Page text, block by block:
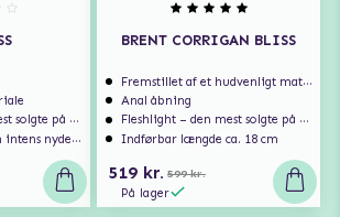
på markedet
nydelse
BRENT CORRIGAN BLISS
Fremstillet af et hudvenligt materiale
Anal åbning
Fleshlight – den mest solgte på markedet
Indførbar længde ca. 18 cm
519 kr. 599 kr.
På lager